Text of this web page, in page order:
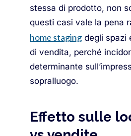
stessa di prodotto, non
questi casi vale la pena
home staging degli spazi
di vendita, perché
determinante
sopralluogo.
Effetto sulle